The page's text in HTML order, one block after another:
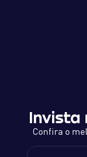
Invista
Confira o